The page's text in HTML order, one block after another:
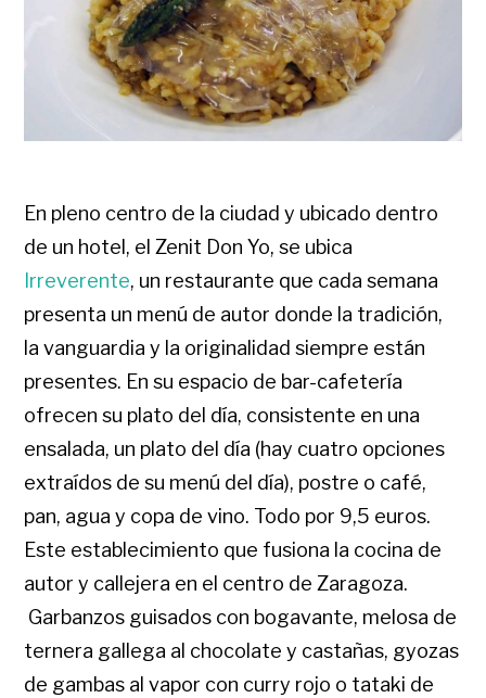
En pleno centro de la ciudad y ubicado dentro
de un hotel, el Zenit Don Yo, se ubica
Irreverente, un restaurante que cada semana
presenta un menú de autor donde la tradición,
la vanguardia y la originalidad siempre están
presentes. En su espacio de bar-cafetería
ofrecen su plato del día, consistente en una
ensalada, un plato del día (hay cuatro opciones
extraídos de su menú del día), postre o café,
pan, agua y copa de vino. Todo por 9,5 euros.
Este establecimiento que fusiona la cocina de
autor y callejera en el centro de Zaragoza.
Garbanzos guisados con bogavante, melosa de
ternera gallega al chocolate y castañas, gyozas
de gambas al vapor con curry rojo o tataki de